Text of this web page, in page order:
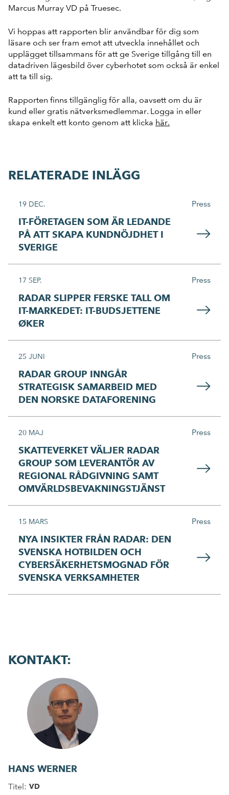
Marcus Murray VD på Truesec.
Vi hoppas att rapporten blir användbar för dig som
läsare och ser fram emot att utveckla innehållet och
upplägget tillsammans för att ge Sverige tillgång till en
datadriven lägesbild över cyberhotet som också är enkel
att ta till sig.
Rapporten finns tillgänglig för alla, oavsett om du är
kund eller gratis nätverksmedlemmar. Logga in eller
skapa enkelt ett konto genom att klicka här.
RELATERADE INLÄGG
19 DEC. Press
IT-FÖRETAGEN SOM ÄR LEDANDE
PÅ ATT SKAPA KUNDNÖJDHET I
SVERIGE
17 SEP. Press
RADAR SLIPPER FERSKE TALL OM
IT-MARKEDET: IT-BUDSJETTENE
ØKER
25 JUNI Press
RADAR GROUP INNGÅR
STRATEGISK SAMARBEID MED
DEN NORSKE DATAFORENING
20 MAJ Press
SKATTEVERKET VÄLJER RADAR
GROUP SOM LEVERANTÖR AV
REGIONAL RÅDGIVNING SAMT
OMVÄRLDSBEVAKNINGSTJÄNST
15 MARS Press
NYA INSIKTER FRÅN RADAR: DEN
SVENSKA HOTBILDEN OCH
CYBERSÄKERHETSMOGNAD FÖR
SVENSKA VERKSAMHETER
KONTAKT:
HANS WERNER
Titel: VD